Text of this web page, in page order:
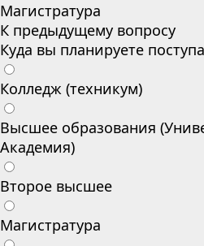
Магистратура
К предыдущему вопросу
Куда вы планируете
Колледж (техникум)
Высшее образования
Академия)
Второе высшее
Магистратура